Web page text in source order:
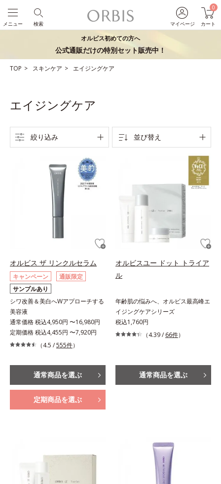
マイページ
0
カート
検索
メニュー
オルビス初めての方へ
公式通販だけの特別セット販売中！
TOP スキンケア エイジングケア
エイジングケア
絞り込み 並び替え
オルビス ザ リンクルセラム
キャンペーン
通販限定
サンプルあり
シワ改善＆美白へWアプローチする
美容液
通常価格 税込4,950円 〜16,980円
定期価格 税込4,455円 〜7,920円
（4.5 /555件）
通常商品を選ぶ
定期商品を選ぶ
オルビスユー ドット トライア
ル
年齢肌の悩みへ、オルビス最高峰エ
イジングケアシリーズ
税込1,760円
（4.39 / 66件）
通常商品を選ぶ